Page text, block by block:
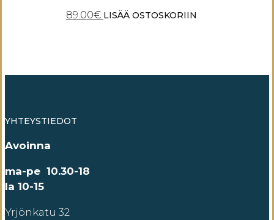
89.00€ LISÄÄ OSTOSKORIIN
YHTEYSTIEDOT
Avoinna
ma-pe 10.30-18
la 10-15
Yrjönkatu 32